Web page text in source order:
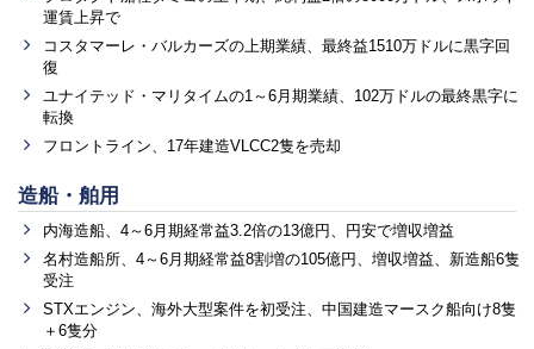
運賃上昇で
コスタマーレ・バルカーズの上期業績、最終益1510万ドルに黒字回
復
ユナイテッド・マリタイムの1～6月期業績、102万ドルの最終黒字に
転換
フロントライン、17年建造VLCC2隻を売却
造船・舶用
内海造船、4～6月期経常益3.2倍の13億円、円安で増収増益
名村造船所、4～6月期経常益8割増の105億円、増収増益、新造船6隻
受注
STXエンジン、海外大型案件を初受注、中国建造マースク船向け8隻
＋6隻分